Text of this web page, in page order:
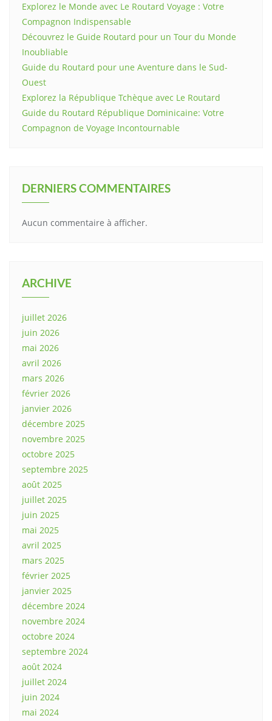
Explorez le Monde avec Le Routard Voyage : Votre
Compagnon Indispensable
Découvrez le Guide Routard pour un Tour du Monde
Inoubliable
Guide du Routard pour une Aventure dans le Sud-
Ouest
Explorez la République Tchèque avec Le Routard
Guide du Routard République Dominicaine: Votre
Compagnon de Voyage Incontournable
DERNIERS COMMENTAIRES
Aucun commentaire à afficher.
ARCHIVE
juillet 2026
juin 2026
mai 2026
avril 2026
mars 2026
février 2026
janvier 2026
décembre 2025
novembre 2025
octobre 2025
septembre 2025
août 2025
juillet 2025
juin 2025
mai 2025
avril 2025
mars 2025
février 2025
janvier 2025
décembre 2024
novembre 2024
octobre 2024
septembre 2024
août 2024
juillet 2024
juin 2024
mai 2024